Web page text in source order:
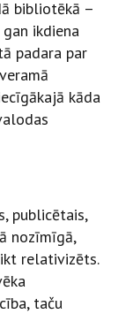
bibliotēkā –
ikdiena
padara par
kāda
publicētais,
nozīmīgā,
relativizēts.
taču